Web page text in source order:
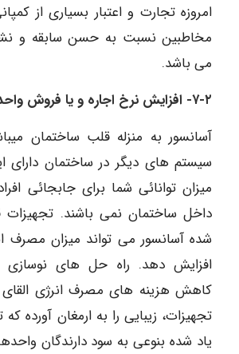
امروزه تجارت و اعتبار بسیاری از
مخاطبین نسبت به حسن سابقه و
می باشد.
۷-۲- افزایش نرخ اجاره و یا فروش
آسانسور به منزله قلب ساختمان
سیستم های دیگر در ساختمان دارای
میزان توانائی شما برای جابجائی
داخل ساختمان نمی باشند.
شده آسانسور می تواند میزان مصرف
افزایش دهد. راه حل های
کاهش هزینه های مصرف انرژی القای
تجهیزات، زیبایی را به ارمغان آورده
یاد شده بنوعی به سود دارندگان